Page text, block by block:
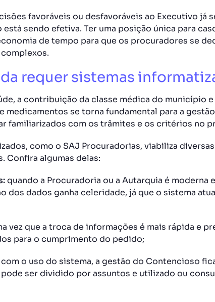
favoráveis ou desfavoráveis ao Executivo já
sendo efetiva. Ter uma posição única para
de tempo para que os procuradores se
requer sistemas
a contribuição da classe médica do município
medicamentos se torna fundamental para a
familiarizados com os trâmites e os critérios no
como o SAJ Procuradorias, viabiliza
Confira algumas delas:
quando a Procuradoria ou a Autarquia é moderna
dos dados ganha celeridade, já que o sistema
vez que a troca de informações é mais rápida e
para o cumprimento do pedido;
com o uso do sistema, a gestão do Contencioso
ser dividido por assuntos e utilizado ou